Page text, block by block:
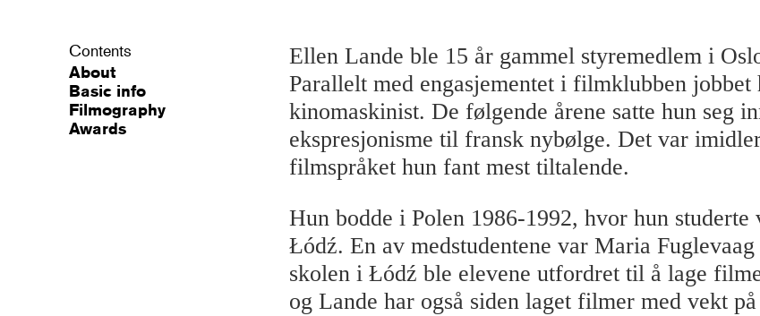
Contents
About
Basic info
Filmography
Awards
Ellen Lande ble 15 år gammel styremedlem i
Parallelt med engasjementet i filmklubben jobbet
kinomaskinist. De følgende årene satte hun seg
ekspresjonisme til fransk nybølge. Det var
filmspråket hun fant mest tiltalende.
Hun bodde i Polen 1986-1992, hvor hun
Łódź. En av medstudentene var Maria
skolen i Łódź ble elevene utfordret til å lage
og Lande har også siden laget filmer med vekt